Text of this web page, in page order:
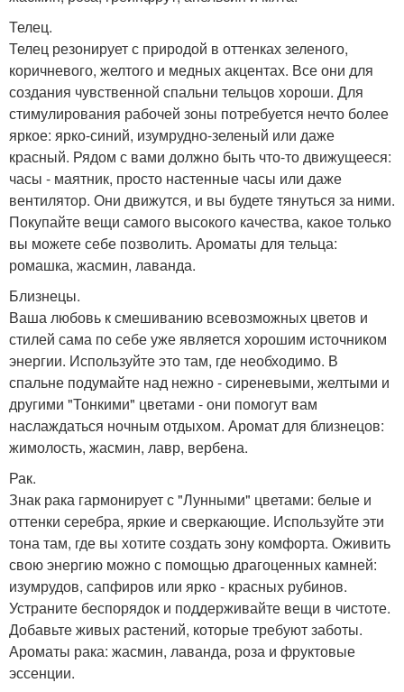
Телец.
Телец резонирует с природой в оттенках зеленого,
коричневого, желтого и медных акцентах. Все они для
создания чувственной спальни тельцов хороши. Для
стимулирования рабочей зоны потребуется нечто более
яркое: ярко-синий, изумрудно-зеленый или даже
красный. Рядом с вами должно быть что-то движущееся:
часы - маятник, просто настенные часы или даже
вентилятор. Они движутся, и вы будете тянуться за ними.
Покупайте вещи самого высокого качества, какое только
вы можете себе позволить. Ароматы для тельца:
ромашка, жасмин, лаванда.
Близнецы.
Ваша любовь к смешиванию всевозможных цветов и
стилей сама по себе уже является хорошим источником
энергии. Используйте это там, где необходимо. В
спальне подумайте над нежно - сиреневыми, желтыми и
другими "Тонкими" цветами - они помогут вам
наслаждаться ночным отдыхом. Аромат для близнецов:
жимолость, жасмин, лавр, вербена.
Рак.
Знак рака гармонирует с "Лунными" цветами: белые и
оттенки серебра, яркие и сверкающие. Используйте эти
тона там, где вы хотите создать зону комфорта. Оживить
свою энергию можно с помощью драгоценных камней:
изумрудов, сапфиров или ярко - красных рубинов.
Устраните беспорядок и поддерживайте вещи в чистоте.
Добавьте живых растений, которые требуют заботы.
Ароматы рака: жасмин, лаванда, роза и фруктовые
эссенции.